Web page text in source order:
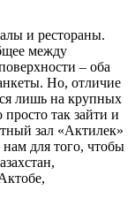
и рестораны.
между
– оба
Но, отличие
лишь на крупных
так зайти и
зал «Актилек»
для того, чтобы